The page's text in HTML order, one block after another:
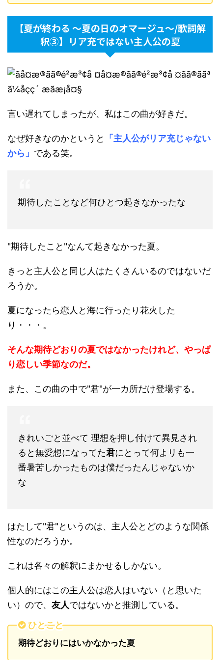
【夏が終わる 〜夏の日のオマージュ〜/歌詞解
釈③】リア充ではない主人公の夏
言い遅れてしまったが、私はこの曲が好きだ。
なぜ好きなのかというと
「主人公がリア充じゃない
から」 である笑。
期待したことなど何ひとつ起きなかったな
"期待したこと"なんて起きなかった夏。
きっと主人公と同じ人はたくさんいるのではないだ
ろうか。
夏になったら恋人と海に行ったり花火した
り・・・。
そんな期待どおりの夏ではなかったけれど、やっぱ
り恋しい季節なのだ。
また、この曲の中で"君"が一カ所だけ登場する。
きれいごと並べて 理想を押し付けて異見され
ると無愛想になってた君にとって何よリも一
番暑苦しかったものは僕だったんじゃないか
な
はたして"君"というのは、主人公とどのような関係
性なのだろうか。
これは各々の解釈にまかせるしかない。
個人的にはこの主人公は恋人はいない（と思いた
い）ので、 友人ではないかと推測している。
ひとこと
期待どおりにはいかなかった夏